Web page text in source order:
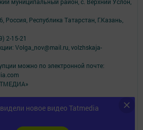
новое видео Tatmedia
Россия, Республика Татарстан, Г.Казань,
2-15-21
Volga_nov@mail.ru, volzhskaja-
можно по электронной почте:
«cookie»для персонализации сервисов и